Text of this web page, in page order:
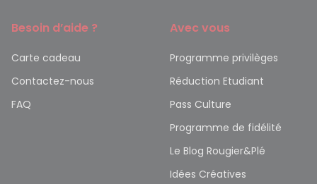
Besoin d’aide ?
Carte cadeau
Contactez-nous
FAQ
Avec vous
Programme privilèges
Réduction Etudiant
Pass Culture
Programme de fidélité
Le Blog Rougier&Plé
Idées Créatives